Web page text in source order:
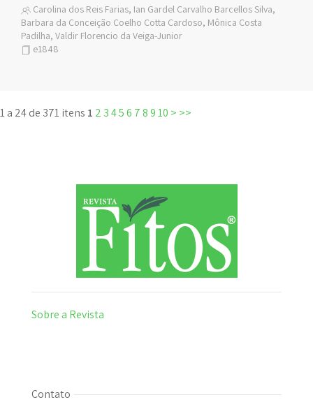
Carolina dos Reis Farias, Ian Gardel Carvalho Barcellos Silva,
Barbara da Conceição Coelho Cotta Cardoso, Mônica Costa
Padilha, Valdir Florencio da Veiga-Junior
e1848
1 a 24 de 371 itens 1 2 3456 78910 > >>
Sobre a Revista
Contato